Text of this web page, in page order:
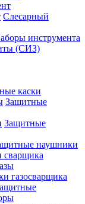
Слесарный
инструмента
(СИЗ)
каски
Защитные
Защитные
наушники
сварщика
газосварщика